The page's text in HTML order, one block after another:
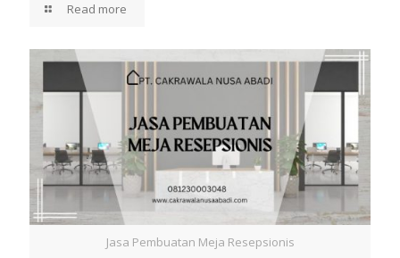
Read more
Jasa Pembuatan Meja Resepsionis